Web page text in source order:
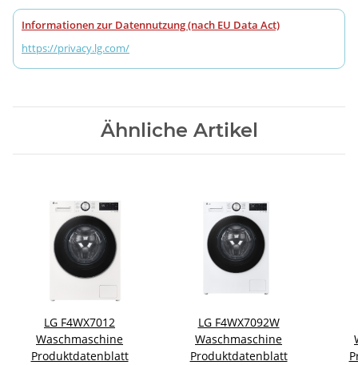
Informationen zur Datennutzung (nach EU Data Act)
https://privacy.lg.com/
Ähnliche Artikel
LG F4WX7012
Waschmaschine
Produktdatenblatt
LG F4WX7092W
Waschmaschine
Produktdatenblatt